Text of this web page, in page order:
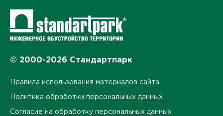
© 2000-2026 Стандартпарк
Правила использования материалов сайта
Политика обработки персональных данных
Согласие на обработку персональных данных